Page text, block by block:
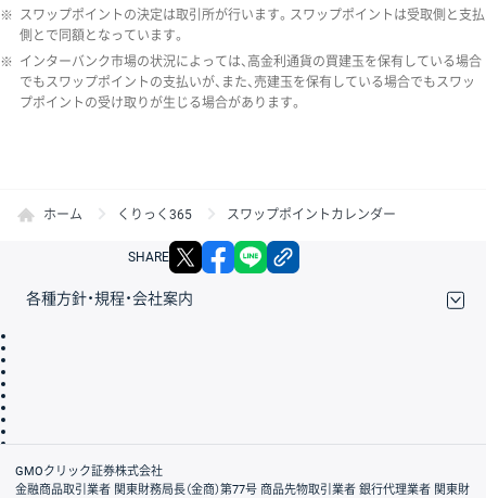
※ スワップポイントの決定は取引所が行います。スワップポイントは受取側と支払
側とで同額となっています。
※ インターバンク市場の状況によっては、高金利通貨の買建玉を保有している場合
でもスワップポイントの支払いが、また、売建玉を保有している場合でもスワッ
プポイントの受け取りが生じる場合があります。
ホーム くりっく365 スワップポイントカレンダー
SHARE X facebook
各種方針・規程・会社案内
会社案内
GMOクリック証券株式会社
金融商品取引業者 関東財務局長（金商）第77号 商品先物取引業者 銀行代理業者 関東財